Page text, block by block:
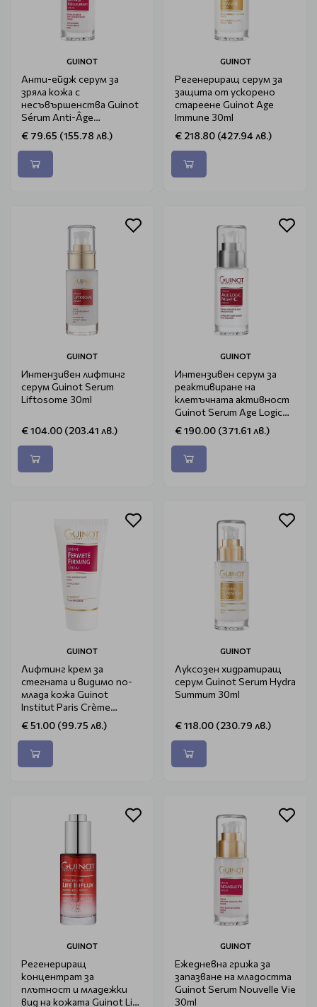
GUINOT
Анти-ейдж серум за
зряла кожа с
несъвършенства Guinot
Sérum Anti-Âge
Rééquilibrant 30ml
€ 79.65 (155.78 лв.)
GUINOT
Регенериращ серум за
защита от ускорено
стареене Guinot Age
Immune 30ml
€ 218.80 (427.94 лв.)
GUINOT
Интензивен лифтинг
серум Guinot Serum
Liftosome 30ml
€ 104.00 (203.41 лв.)
GUINOT
Интензивен серум за
реактивиране на
клетъчната активност
Guinot Serum Age Logic
Night 25ml
€ 190.00 (371.61 лв.)
GUINOT
Лифтинг крем за
стегната и видимо по-
млада кожа Guinot
Institut Paris Crème
Fermeté 50ml
€ 51.00 (99.75 лв.)
GUINOT
Луксозен хидратиращ
серум Guinot Serum Hydra
Summum 30ml
€ 118.00 (230.79 лв.)
GUINOT
Регенериращ
концентрат за
плътност и младежки
вид на кожата Guinot Life
GUINOT
Ежедневна грижа за
запазване на младостта
Guinot Serum Nouvelle Vie
30ml